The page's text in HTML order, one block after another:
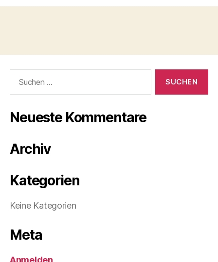
nach:
Neueste Kommentare
Archiv
Kategorien
Keine Kategorien
Meta
Anmelden